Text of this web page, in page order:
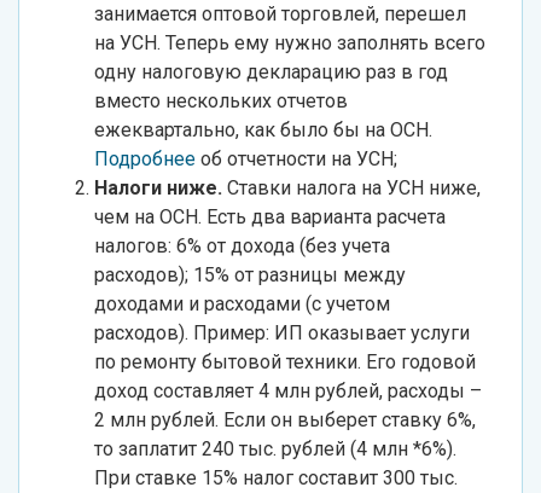
занимается оптовой торговлей, перешел
на УСН. Теперь ему нужно заполнять всего
одну налоговую декларацию раз в год
вместо нескольких отчетов
ежеквартально, как было бы на ОСН.
Подробнее об отчетности на УСН;
Налоги ниже. Ставки налога на УСН ниже,
чем на ОСН. Есть два варианта расчета
налогов: 6% от дохода (без учета
расходов); 15% от разницы между
доходами и расходами (с учетом
расходов). Пример: ИП оказывает услуги
по ремонту бытовой техники. Его годовой
доход составляет 4 млн рублей, расходы –
2 млн рублей. Если он выберет ставку 6%,
то заплатит 240 тыс. рублей (4 млн *6%).
При ставке 15% налог составит 300 тыс.